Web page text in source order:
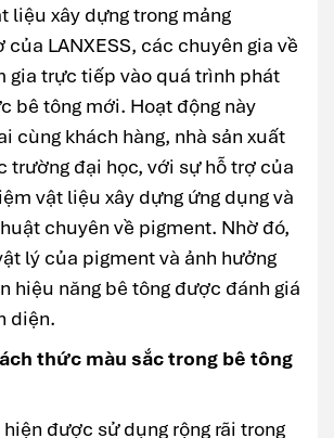
liệu xây dựng trong mảng
của LANXESS, các chuyên gia về
gia trực tiếp vào quá trình phát
bê tông mới. Hoạt động này
cùng khách hàng, nhà sản xuất
trường đại học, với sự hỗ trợ của
vật liệu xây dựng ứng dụng và
chuyên về pigment. Nhờ đó,
lý của pigment và ảnh hưởng
hiệu năng bê tông được đánh giá
diện.
thức màu sắc trong bê tông
hiện được sử dụng rộng rãi trong